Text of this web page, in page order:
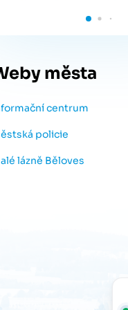
města
centrum
policie
lázně Běloves